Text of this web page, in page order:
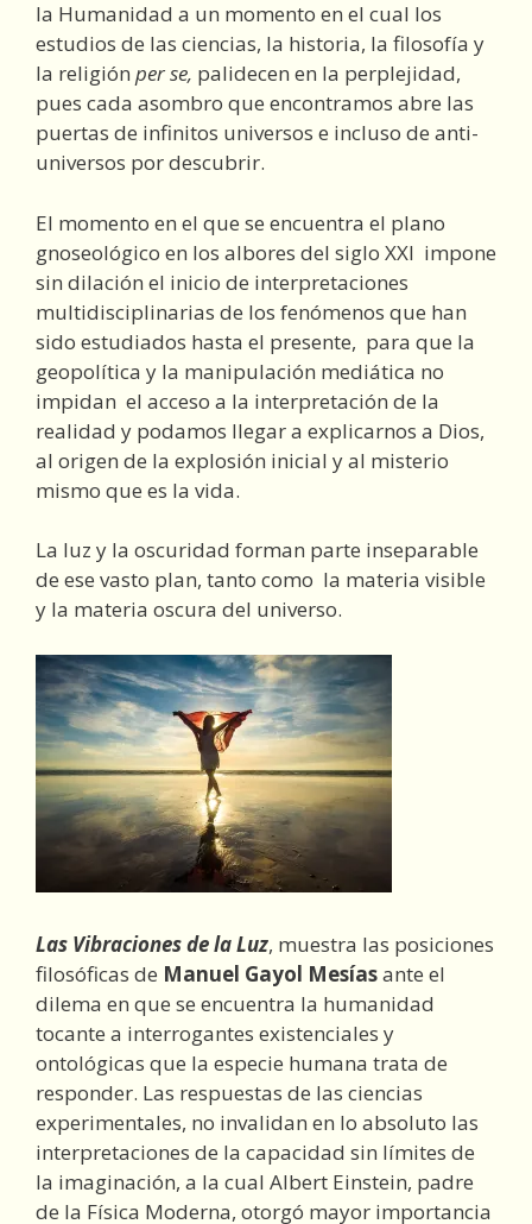
la Humanidad a un momento en el cual los
estudios de las ciencias, la historia, la filosofía y
la religión per se, palidecen en la perplejidad,
pues cada asombro que encontramos abre las
puertas de infinitos universos e incluso de anti-
universos por descubrir.
El momento en el que se encuentra el plano
gnoseológico en los albores del siglo XXI impone
sin dilación el inicio de interpretaciones
multidisciplinarias de los fenómenos que han
sido estudiados hasta el presente, para que la
geopolítica y la manipulación mediática no
impidan el acceso a la interpretación de la
realidad y podamos llegar a explicarnos a Dios,
al origen de la explosión inicial y al misterio
mismo que es la vida.
La luz y la oscuridad forman parte inseparable
de ese vasto plan, tanto como la materia visible
y la materia oscura del universo.
Las Vibraciones de la Luz, muestra las posiciones
filosóficas de Manuel Gayol Mesíasante el
dilema en que se encuentra la humanidad
tocante a interrogantes existenciales y
ontológicas que la especie humana trata de
responder. Las respuestas de las ciencias
experimentales, no invalidan en lo absoluto las
interpretaciones de la capacidad sin límites de
la imaginación, a la cual Albert Einstein, padre
de la Física Moderna, otorgó mayor importancia